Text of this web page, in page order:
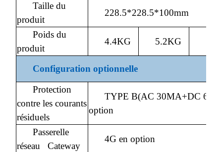
Taille du
produit
228.5*228.5*100mm
Poids du
produit
4.4KG 5.2KG
Configuration optionnelle
Protection
contre les courants
résiduels
TYPE B(AC 30MA+DC
option
Passerelle
réseau Cateway
4G en option